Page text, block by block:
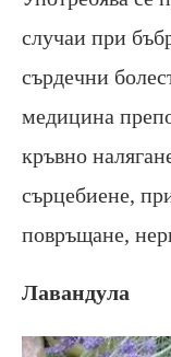
случаи при
сърдечни
медицина
кръвно
сърцебиене,
повръщане,
Лавандула